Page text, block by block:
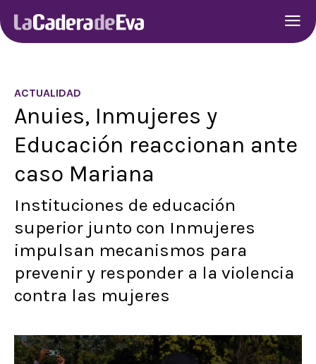
ACTUALIDAD
Anuies, Inmujeres y
Educación reaccionan ante
caso Mariana
Instituciones de educación
superior junto con Inmujeres
impulsan mecanismos para
prevenir y responder a la violencia
contra las mujeres